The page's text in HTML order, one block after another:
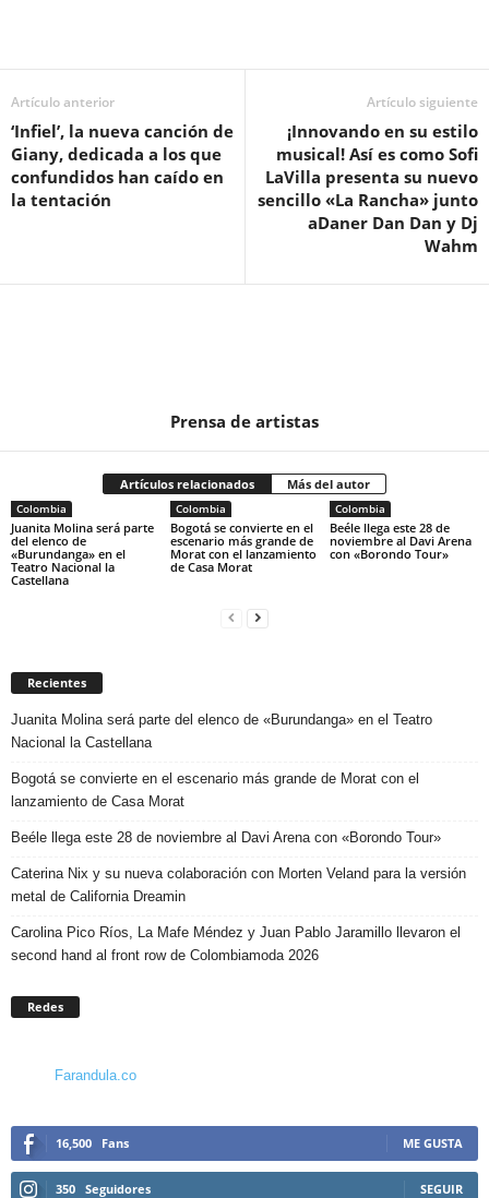
Artículo anterior
‘Infiel’, la nueva canción de
Giany, dedicada a los que
confundidos han caído en
la tentación
Artículo siguiente
¡Innovando en su estilo
musical! Así es como Sofi
LaVilla presenta su nuevo
sencillo «La Rancha» junto
aDaner Dan Dan y Dj
Wahm
Prensa de artistas
Artículos relacionados Más del autor
Colombia
Juanita Molina será parte
del elenco de
«Burundanga» en el
Teatro Nacional la
Castellana
Colombia
Bogotá se convierte en el
escenario más grande de
Morat con el lanzamiento
de Casa Morat
Colombia
Beéle llega este 28 de
noviembre al Davi Arena
con «Borondo Tour»
Recientes
Juanita Molina será parte del elenco de «Burundanga» en el Teatro
Nacional la Castellana
Bogotá se convierte en el escenario más grande de Morat con el
lanzamiento de Casa Morat
Beéle llega este 28 de noviembre al Davi Arena con «Borondo Tour»
Caterina Nix y su nueva colaboración con Morten Veland para la versión
metal de California Dreamin
Carolina Pico Ríos, La Mafe Méndez y Juan Pablo Jaramillo llevaron el
second hand al front row de Colombiamoda 2026
Redes
Farandula.co
16,500 Fans ME GUSTA
350 Seguidores SEGUIR